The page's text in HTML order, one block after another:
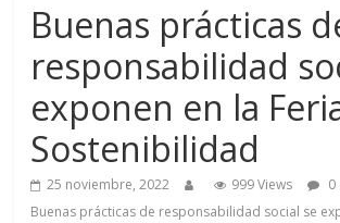
Buenas prácticas
responsabilidad
exponen en la
Sostenibilidad
25 noviembre, 2022 999 Views
0
Buenas prácticas de responsabilidad social se